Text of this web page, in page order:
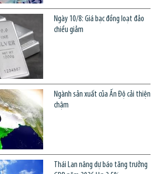
Ngày 10/8: Giá bạc đồng loạt đảo
chiều giảm
Ngành sản xuất của Ấn Độ cải thiện
chậm
Thái Lan nâng dự báo tăng trưởng